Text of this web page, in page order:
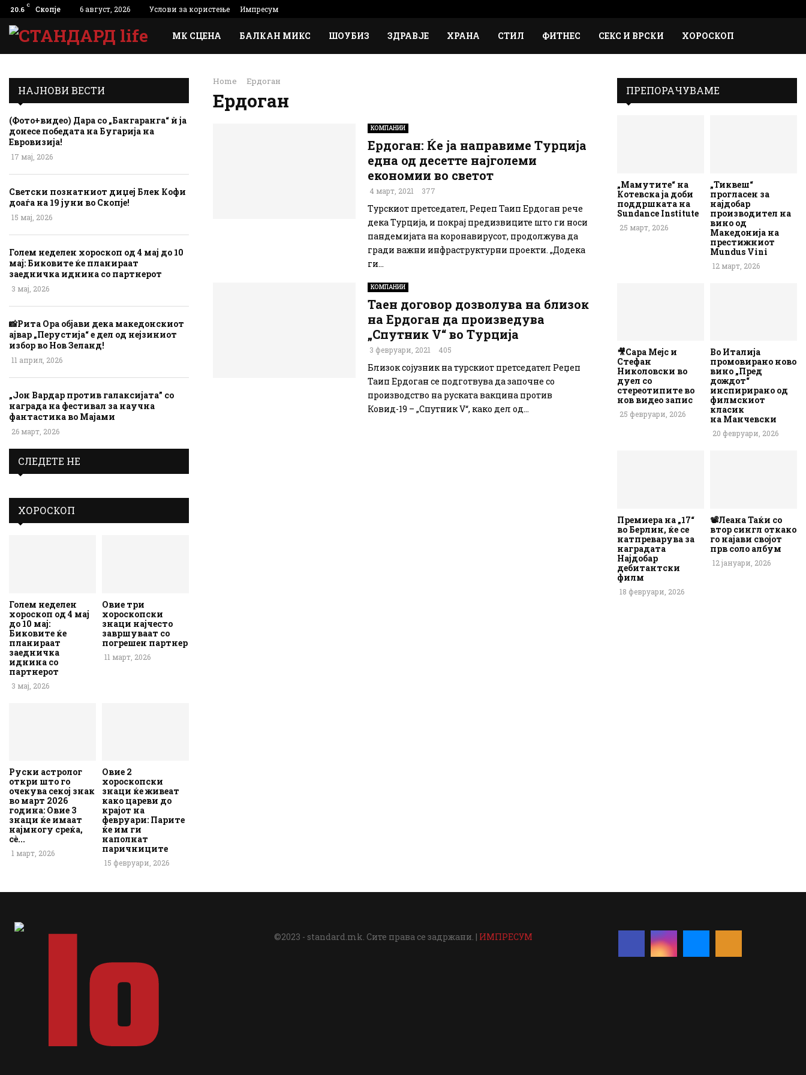
20.6 C Скопје 6 август, 2026 Услови за користење Импресум
МК СЦЕНА БАЛКАН МИКС ШОУБИЗ ЗДРАВЈЕ ХРАНА СТИЛ ФИТНЕС СЕКС И ВРСКИ ХОРОСКОП
Home Ердоган
Ердоган
КОМПАНИИ
Ердоган: Ќе ја направиме Турција
една од десетте најголеми
економии во светот
4 март, 2021 377
Турскиот претседател, Реџеп Таип Ердоган рече
дека Турција, и покрај предизвиците што ги носи
пандемијата на коронавирусот, продолжува да
гради важни инфраструктурни проекти. „Додека
ги...
КОМПАНИИ
Таен договор дозволува на близок
на Ердоган да произведува
„Спутник V“ во Турција
3 февруари, 2021 405
Близок сојузник на турскиот претседател Реџеп
Таип Ердоган се подготвува да започне со
производство на руската вакцина против
Ковид-19 – „Спутник V“, како дел од...
НАЈНОВИ ВЕСТИ
(Фото+видео) Дара со „Бангаранга“ ѝ ја
донесе победата на Бугарија на
Евровизија!
17 мај, 2026
Светски познатниот диџеј Блек Кофи
доаѓа на 19 јуни во Скопје!
15 мај, 2026
Голем неделен хороскоп од 4 мај до 10
мај: Биковите ќе планираат
заедничка иднина со партнерот
3 мај, 2026
📸Рита Ора објави дека македонскиот
ајвар „Перустија“ е дел од нејзиниот
избор во Нов Зеланд!
11 април, 2026
„Јон Вардар против галаксијата” со
награда на фестивал за научна
фантастика во Мајами
26 март, 2026
СЛЕДЕТЕ НЕ
ХОРОСКОП
Голем неделен
хороскоп од 4 мај
до 10 мај:
Биковите ќе
планираат
заедничка
иднина со
партнерот
3 мај, 2026
Овие три
хороскопски
знаци најчесто
завршуваат со
погрешен партнер
11 март, 2026
Руски астролог
откри што го
очекува секој знак
во март 2026
година: Овие 3
знаци ќе имаат
најмногу среќа,
сè...
1 март, 2026
Овие 2
хороскопски
знаци ќе живеат
како цареви до
крајот на
февруари: Парите
ќе им ги
наполнат
паричниците
15 февруари, 2026
ПРЕПОРАЧУВАМЕ
„Мамутите“ на
Котевска ја доби
поддршката на
Sundance Institute
25 март, 2026
„Тиквеш“
прогласен за
најдобар
производител на
вино од
Македонија на
престижниот
Mundus Vini
12 март, 2026
🎥Сара Мејс и
Стефан
Николовски во
дуел со
стереотипите во
нов видео запис
25 февруари, 2026
Во Италија
промовирано ново
вино „Пред
дождот“
инспирирано од
филмскиот
класик
на Манчевски
20 февруари, 2026
Премиера на „17“
во Берлин, ќе се
натпреварува за
наградата
Најдобар
дебитантски
филм
18 февруари, 2026
📽️Леана Таќи со
втор сингл откако
го најави својот
прв соло албум
12 јануари, 2026
©2023 - standard.mk. Сите права се задржани. | ИМПРЕСУМ